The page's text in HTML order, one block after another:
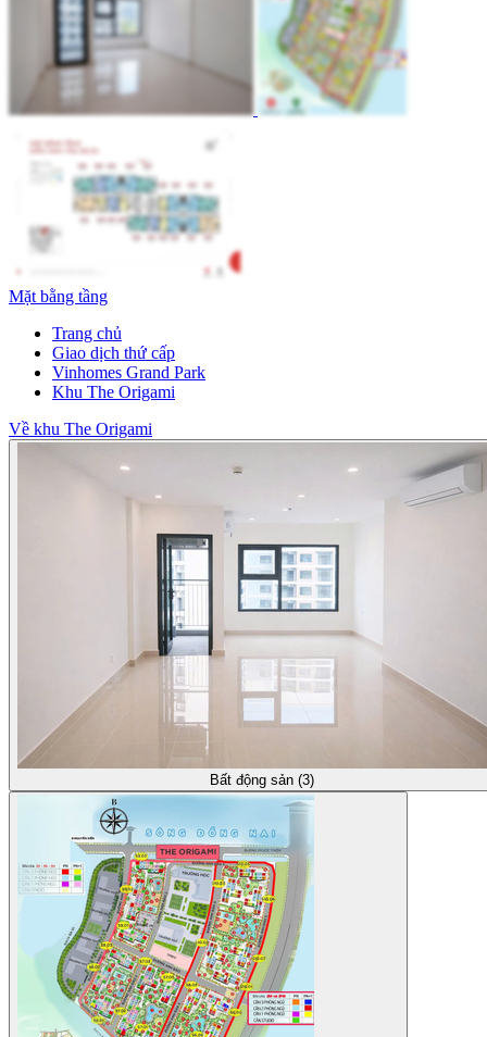
Mặt bằng tầng
Trang chủ
Giao dịch thứ cấp
Vinhomes Grand Park
Khu The Origami
Về khu The Origami
Bất động sản (3)